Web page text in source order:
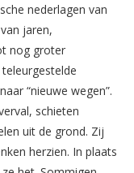
nederlagen van
jaren,
nog groter
“nieuwe wegen”.
schieten
uit de grond. Zij
herzien. In plaats